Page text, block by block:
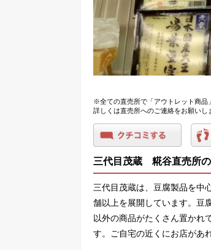
※全ての直売所で「アウトレット商品
詳しくは直売所へのご連絡をお願いし
三代目茂蔵 糀谷直売所
三代目茂蔵は、豆腐製品を中
舗以上を展開しています。豆
以外の商品がたくさん置かれ
す。ご自宅の近くにお店があ